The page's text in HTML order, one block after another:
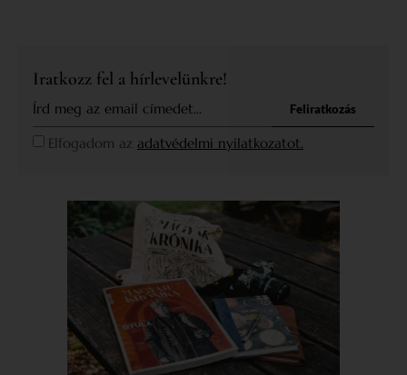
Iratkozz fel a hírlevelünkre!
Elfogadom az adatvédelmi nyilatkozatot.
Feliratkozás